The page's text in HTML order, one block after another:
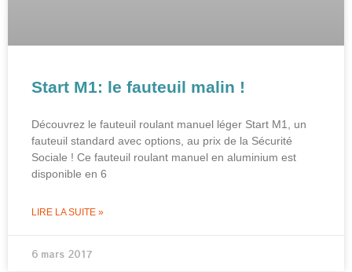
Start M1: le fauteuil malin !
Découvrez le fauteuil roulant manuel léger Start M1, un
fauteuil standard avec options, au prix de la Sécurité
Sociale ! Ce fauteuil roulant manuel en aluminium est
disponible en 6
LIRE LA SUITE »
6 mars 2017